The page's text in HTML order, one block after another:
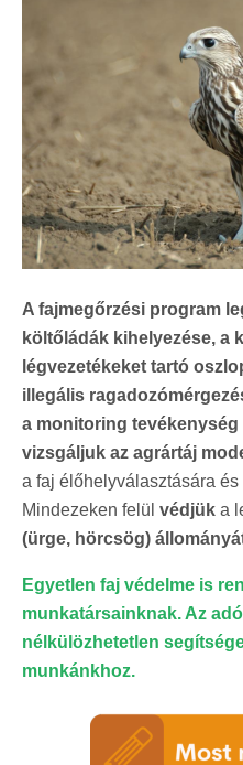
A fajmegőrzési program
költőládák kihelyezése, a
légvezetékeket tartó
illegális
a monitoring tevékenység
vizsgáljuk az agrártáj
a faj élőhelyválasztására
Mindezeken felül védjük a
(ürge, hörcsög)
Egyetlen faj védelme is
munkatársainknak. Az
nélkülözhetetlen
munkánkhoz.